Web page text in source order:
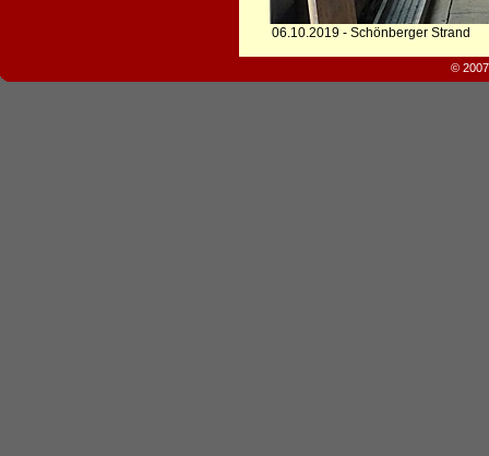
06.10.2019 - Schönberger Strand
©